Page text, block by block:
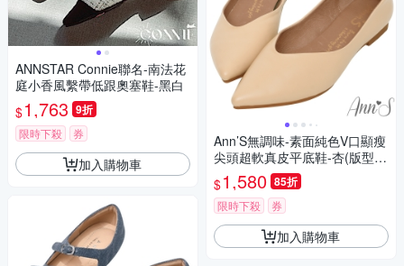
ANNSTAR Connie聯名-南法花
庭小香風繫帶低跟奧塞鞋-黑白
$1,763 9折
限時下殺 券
加入購物車
Ann’S無調味-素面純色V口顯瘦
尖頭超軟真皮平底鞋-杏(版型偏
小)
$1,580 85折
限時下殺 券
加入購物車